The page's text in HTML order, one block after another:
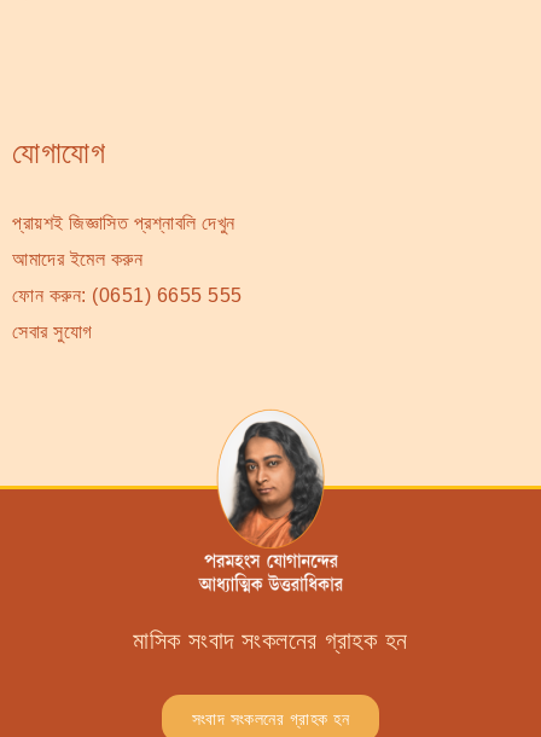
যোগাযোগ
প্রায়শই জিজ্ঞাসিত প্রশ্নাবলি দেখুন
আমাদের ইমেল করুন
ফোন করুন: (0651) 6655 555
সেবার সুযোগ
মাসিক সংবাদ সংকলনের গ্রাহক হন
সংবাদ সংকলনের গ্রাহক হন